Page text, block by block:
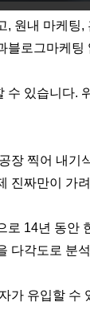
, 원내 마케팅
블로그마케팅
수 있습니다.
장 찍어 내기
진짜만이 가
로 14년 동안
다각도로 분
가 유입할 수